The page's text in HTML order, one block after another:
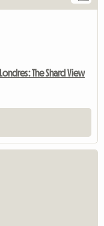
The Shard View